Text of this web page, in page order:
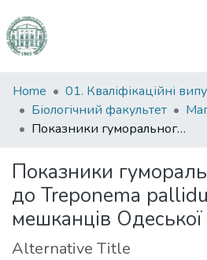
Communities
&
Collections
Statistics
Home
Біологічний факультет
Показники гуморального імунітету до Treponema pallidum у мешканців Одеської області
Показники
до Treponema
мешканців Одеської
Alternative Title